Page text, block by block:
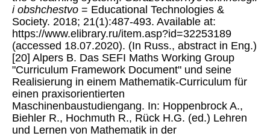
i obshchestvo = Educational Technologies &
Society. 2018; 21(1):487-493. Available at:
https://www.elibrary.ru/item.asp?id=32253189
(accessed 18.07.2020). (In Russ., abstract in Eng.)
[20] Alpers B. Das SEFI Maths Working Group
"Curriculum Framework Document" und seine
Realisierung in einem Mathematik-Curriculum für
einen praxisorientierten
Maschinenbaustudiengang. In: Hoppenbrock A.,
Biehler R., Hochmuth R., Rück H.G. (ed.) Lehren
und Lernen von Mathematik in der